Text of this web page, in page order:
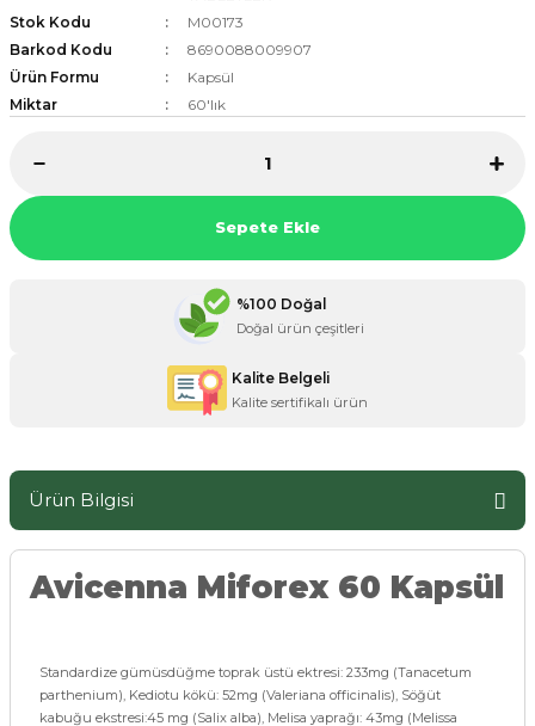
ÜRÜNLERİ
BESİNLERİ
Stok Kodu
M00173
Barkod Kodu
8690088009907
Ürün Formu
Kapsül
Miktar
60'lık
Sepete Ekle
%100 Doğal
Doğal ürün çeşitleri
Kalite Belgeli
Kalite sertifikalı ürün
Ürün Bilgisi
Avicenna Miforex 60 Kapsül
Standardize gümüsdüğme toprak üstü ektresi: 233mg (Tanacetum
parthenium), Kediotu kökü: 52mg (Valeriana officinalis), Söğüt
kabuğu ekstresi:45 mg (Salix alba), Melisa yaprağı: 43mg (Melissa